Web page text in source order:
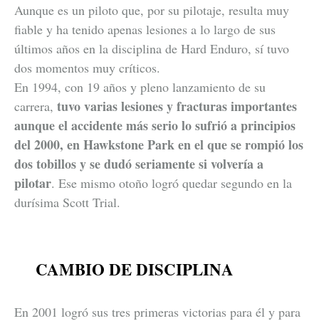
Aunque es un piloto que, por su pilotaje, resulta muy
fiable y ha tenido apenas lesiones a lo largo de sus
últimos años en la disciplina de Hard Enduro, sí tuvo
dos momentos muy críticos.
En 1994, con 19 años y pleno lanzamiento de su
carrera, tuvo varias lesiones y fracturas importantes
aunque el accidente más serio lo sufrió a principios
del 2000, en Hawkstone Park en el que se rompió los
dos tobillos y se dudó seriamente si volvería a
pilotar. Ese mismo otoño logró quedar segundo en la
durísima Scott Trial.
CAMBIO DE DISCIPLINA
En 2001 logró sus tres primeras victorias para él y para